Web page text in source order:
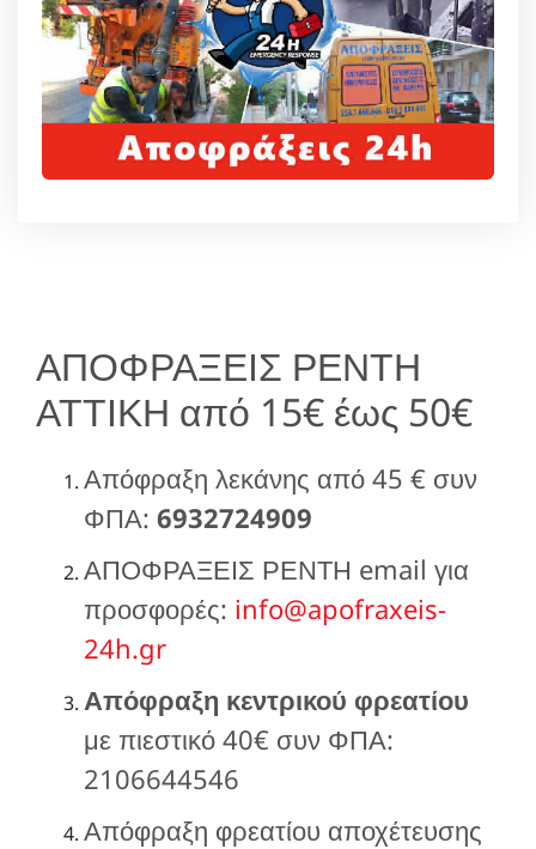
ΑΠΟΦΡΑΞΕΙΣ ΡΕΝΤΗ
ΑΤΤΙΚΗ από 15€ έως 50€
Απόφραξη λεκάνης από 45 € συν
ΦΠΑ: 6932724909
ΑΠΟΦΡΑΞΕΙΣ ΡΕΝΤΗ email για
προσφορές: info@apofraxeis-
24h.gr
Απόφραξη κεντρικού φρεατίου
με πιεστικό 40€ συν ΦΠΑ:
2106644546
Απόφραξη φρεατίου αποχέτευσης